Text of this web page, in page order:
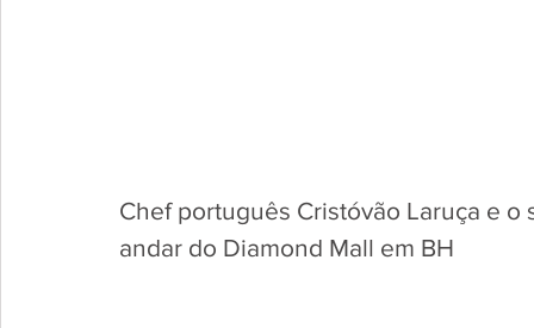
Chef português Cristóvão Laruça e
andar do Diamond Mall em BH